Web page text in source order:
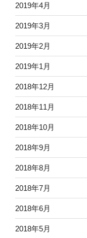
2019年4月
2019年3月
2019年2月
2019年1月
2018年12月
2018年11月
2018年10月
2018年9月
2018年8月
2018年7月
2018年6月
2018年5月